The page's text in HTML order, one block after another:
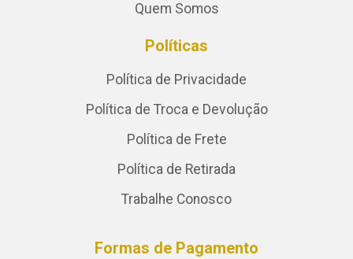
Quem Somos
Políticas
Política de Privacidade
Política de Troca e Devolução
Política de Frete
Política de Retirada
Trabalhe Conosco
Formas de Pagamento